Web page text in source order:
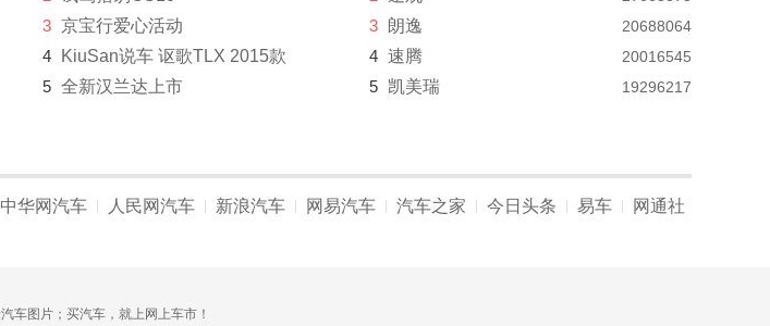
3 京宝行爱心活动
4
KiuSan说车 讴歌TLX 2015款
5 全新汉兰达上市
3 朗逸 20688064
4 速腾 20016545
5 凯美瑞 19296217
中华网汽车 人民网汽车 新浪汽车 网易汽车 汽车之家 今日头条 易车 网通社